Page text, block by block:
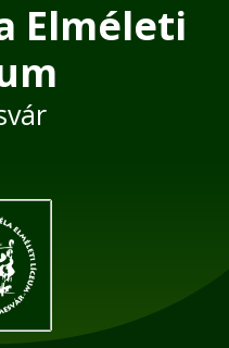
Elméleti